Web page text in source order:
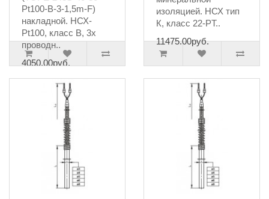
Pt100-B-3-1,5m-F)
накладной. НСХ-
Pt100, класс В, 3х
проводн..
4050.00руб.
изоляцией. НСХ тип
К, класс 22-PT..
11475.00руб.